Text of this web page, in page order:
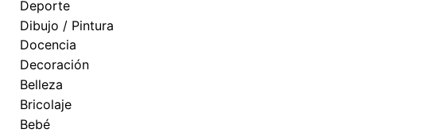
Deporte
Dibujo / Pintura
Docencia
Decoración
Belleza
Bricolaje
Bebé